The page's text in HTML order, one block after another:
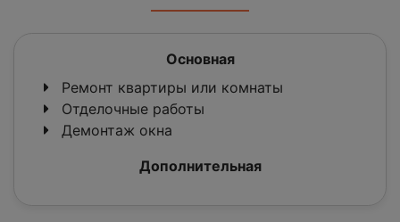
Основная
Ремонт квартиры или комнаты
Отделочные работы
Демонтаж окна
Дополнительная